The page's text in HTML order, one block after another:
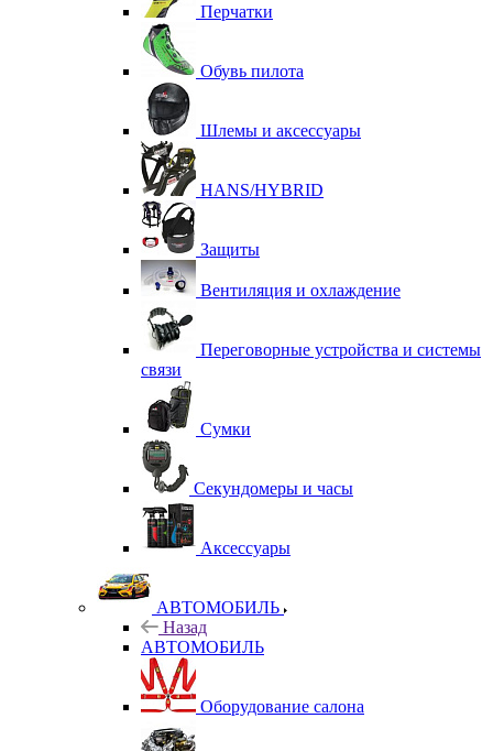
Перчатки
Обувь пилота
Шлемы и аксессуары
HANS/HYBRID
Защиты
Вентиляция и охлаждение
Переговорные устройства и системы
связи
Сумки
Секундомеры и часы
Аксессуары
АВТОМОБИЛЬ
Назад
АВТОМОБИЛЬ
Оборудование салона